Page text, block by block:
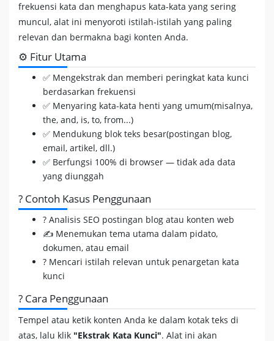
frekuensi kata dan menghapus kata-kata yang sering
muncul, alat ini menyoroti istilah-istilah yang paling
relevan dan bermakna bagi konten Anda.
⚙️ Fitur Utama
✅ Mengekstrak dan memberi peringkat kata kunci
berdasarkan frekuensi
✅ Menyaring kata-kata henti yang umum(misalnya,
the, and, is, to, from...)
✅ Mendukung blok teks besar(postingan blog,
email, artikel, dll.)
✅ Berfungsi 100% di browser — tidak ada data
yang diunggah
? Contoh Kasus Penggunaan
? Analisis SEO postingan blog atau konten web
✍️ Menemukan tema utama dalam pidato,
dokumen, atau email
? Mencari istilah relevan untuk penargetan kata
kunci
? Cara Penggunaan
Tempel atau ketik konten Anda ke dalam kotak teks di
atas, lalu klik "Ekstrak Kata Kunci". Alat ini akan